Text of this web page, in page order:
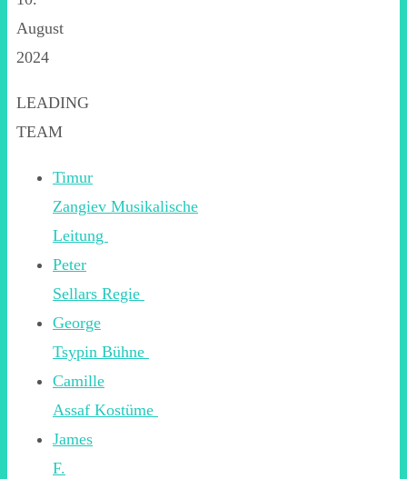
August
2024
LEADING
TEAM
Timur
Zangiev Musikalische
Leitung
Peter
Sellars Regie
George
Tsypin Bühne
Camille
Assaf Kostüme
James
F.